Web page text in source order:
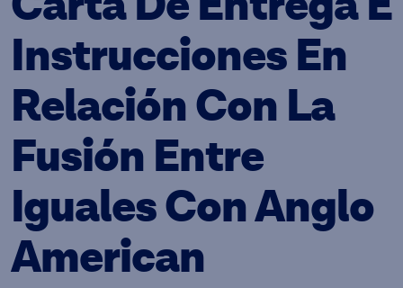
Instrucciones En
Relación Con La
Fusión Entre
Iguales Con Anglo
American